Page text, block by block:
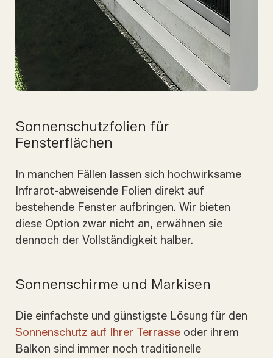
Sonnenschutzfolien für
Fensterflächen
In manchen Fällen lassen sich hochwirksame
Infrarot-abweisende Folien direkt auf
bestehende Fenster aufbringen. Wir bieten
diese Option zwar nicht an, erwähnen sie
dennoch der Vollständigkeit halber.
Sonnenschirme und Markisen
Die einfachste und günstigste Lösung für den
Sonnenschutz auf Ihrer Terrasse oder ihrem
Balkon sind immer noch traditionelle